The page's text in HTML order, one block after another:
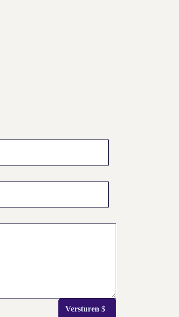
Versturen